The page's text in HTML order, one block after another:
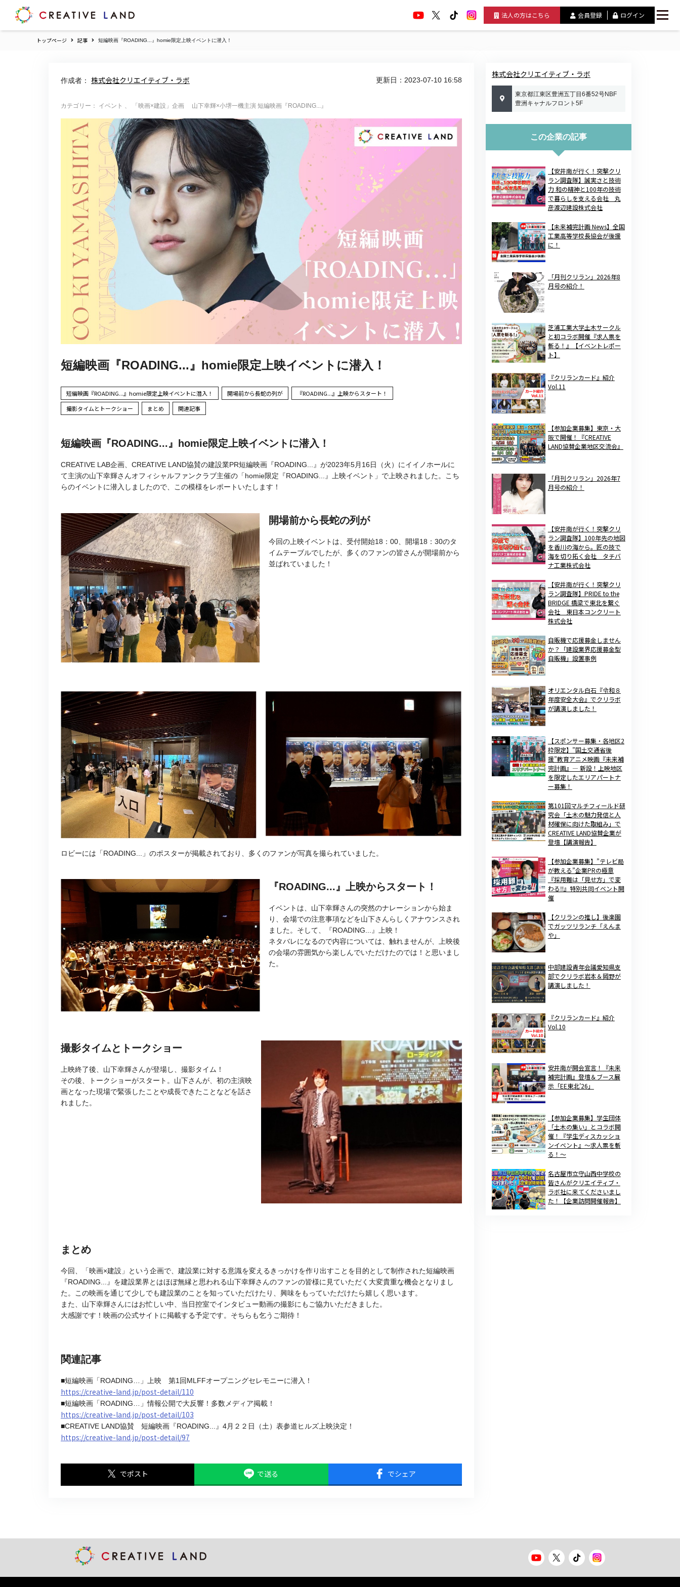
ク
リ
エ
法人の方はこちら 会員登録 ログイン
トップページ 記事 短編映画『ROADING...』homie限定上映イベントに潜入！
作成者： 株式会社クリエイティブ・ラボ 更新日：2023-07-10 16:58
カテゴリー： イベント 、 「映画×建設」企画 山下幸輝×小堺一機主演 短編映画『ROADING...』
短編映画『ROADING...』homie限定上映イベントに潜入！
短編映画『ROADING...』homie限定上映イベントに潜入！ 開場前から長蛇の列が
『ROADING...』上映からスタート！
撮影タイムとトークショー
まとめ 関連記事
短編映画『ROADING...』homie限定上映イベントに潜入！
CREATIVE LAB企画、CREATIVE LAND協賛の建設業PR短編映画『ROADING...』が2023年5月16日（火）にイイノホールに
て主演の山下幸輝さんオフィシャルファンクラブ主催の「homie限定『ROADING...』上映イベント」で上映されました。こち
らのイベントに潜入しましたので、この模様をレポートいたします！
開場前から長蛇の列が
今回の上映イベントは、受付開始18：00、開場18：30のタ
イムテーブルでしたが、多くのファンの皆さんが開場前から
並ばれていました！
ロビーには「ROADING...」のポスターが掲載されており、多くのファンが写真を撮られていました。
『ROADING...』上映からスタート！
イベントは、山下幸輝さんの突然のナレーションから始ま
り、会場での注意事項などを山下さんらしくアナウンスされ
ました。そして、『ROADING...』上映！
ネタバレになるので内容については、触れませんが、上映後
の会場の雰囲気から楽しんでいただけたのでは！と思いまし
た。
撮影タイムとトークショー
上映終了後、山下幸輝さんが登場し、撮影タイム！
その後、トークショーがスタート。山下さんが、初の主演映
画となった現場で緊張したことや成長できたことなどを話さ
れました。
まとめ
今回、「映画×建設」という企画で、建設業に対する意識を変えるきっかけを作り出すことを目的として制作された短編映画
『ROADING...』を建設業界とはほぼ無縁と思われる山下幸輝さんのファンの皆様に見ていただく大変貴重な機会となりまし
た。この映画を通じて少しでも建設業のことを知っていただけたり、興味をもっていただけたら嬉しく思います。
また、山下幸輝さんにはお忙しい中、当日控室でインタビュー動画の撮影にもご協力いただきました。
大感謝です！映画の公式サイトに掲載する予定です。そちらも乞うご期待！
関連記事
■短編映画「ROADING…」上映 第1回MLFFオープニングセレモニーに潜入！
https://creative-land.jp/post-detail/110
■短編映画「ROADING…」情報公開で大反響！多数メディア掲載！
https://creative-land.jp/post-detail/103
■CREATIVE LAND協賛 短編映画『ROADING...』4月２２日（土）表参道ヒルズ上映決定！
https://creative-land.jp/post-detail/97
でポスト で送る でシェア
株式会社クリエイティブ・ラボ
東京都江東区豊洲五丁目6番52号NBF
豊洲キャナルフロント5F
この企業の記事
【安井南が行く！突撃クリ
ラン調査隊】誠実さと技術
力 和の精神と100年の技術
で暮らしを支える会社 丸
彦渡辺建設株式会社
【未来補完計画 News】全国
工業高等学校長協会が後援
に！
「月刊クリラン」2026年8
月号の紹介！
芝浦工業大学土木サークル
と初コラボ開催『求人票を
斬る！』【イベントレポー
ト】
『クリランカード』紹介
Vol.11
【参加企業募集】東京・大
阪で開催！『CREATIVE
LAND協賛企業地区交流会』
「月刊クリラン」2026年7
月号の紹介！
【安井南が行く！突撃クリ
ラン調査隊】100年先の地図
を香川の海から。匠の技で
海を切り拓く会社 タチバ
ナ工業株式会社
【安井南が行く！突撃クリ
ラン調査隊】PRIDE to the
BRIDGE 橋梁で東北を繋ぐ
会社 東日本コンクリート
株式会社
自販機で応援募金しません
か？「建設業界応援募金型
自販機」設置事例
オリエンタル白石『令和８
年度安全大会』でクリラボ
が講演しました！
【スポンサー募集・各地区2
枠限定】”国土交通省後
援”教育アニメ映画『未来補
完計画』— 新設！上映地区
を限定したエリアパートナ
ー募集！
第101回マルチフィールド研
究会「土木の魅力発信と人
材確保に向けた取組み」で
CREATIVE LAND協賛企業が
登壇【講演報告】
【参加企業募集】”テレビ局
が教える”企業PRの極意
『採用難は「見せ方」で変
わる‼』特別共同イベント開
催
【クリランの推し】後楽園
でガッツリランチ「えんま
や」
中部建設青年会議愛知県支
部でクリラボ岩本＆岡野が
講演しました！
『クリランカード』紹介
Vol.10
安井南が開会宣言！『未来
補完計画』登壇＆ブース展
示「EE東北’26」
【参加企業募集】学生団体
「土木の集い」とコラボ開
催！『学生ディスカッショ
ンイベント』～求人票を斬
る！～
名古屋市立守山西中学校の
皆さんがクリエイティブ・
ラボ社に来てくださいまし
た！【企業訪問開催報告】